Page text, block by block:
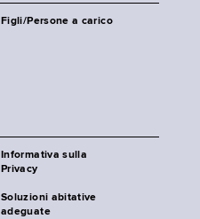
Figli/Persone a carico
Informativa sulla
Privacy
Soluzioni abitative
adeguate